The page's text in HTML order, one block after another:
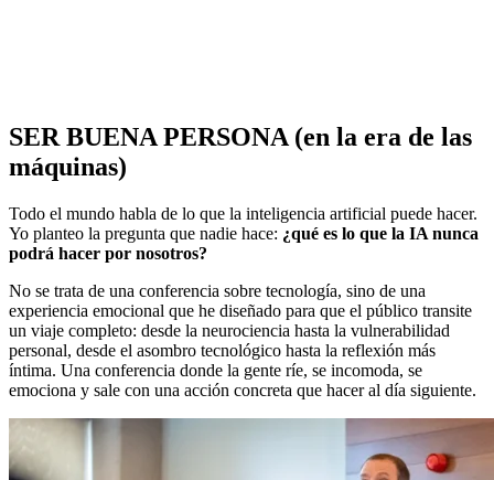
SER BUENA PERSONA (en la era de las
máquinas)
Todo el mundo habla de lo que la inteligencia artificial puede hacer.
Yo planteo la pregunta que nadie hace: ¿qué es lo que la IA nunca
podrá hacer por nosotros?
No se trata de una conferencia sobre tecnología, sino de una
experiencia emocional que he diseñado para que el público transite
un viaje completo: desde la neurociencia hasta la vulnerabilidad
personal, desde el asombro tecnológico hasta la reflexión más
íntima. Una conferencia donde la gente ríe, se incomoda, se
emociona y sale con una acción concreta que hacer al día siguiente.